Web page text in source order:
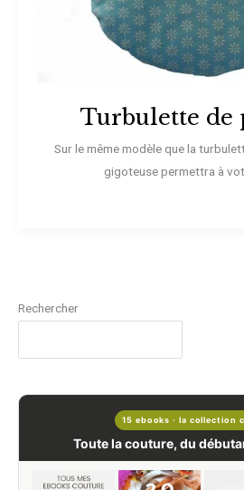
Rechercher
15 ebooks · la collection
Toute la couture, du
Turbulette de
Sur le même modèle que la
gigoteuse permettra à